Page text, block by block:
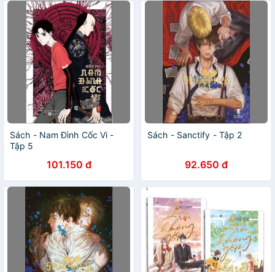
Sách - Nam Đình Cốc Vi -
Tập 5
101.150 đ
Sách - Sanctify - Tập 2
92.650 đ